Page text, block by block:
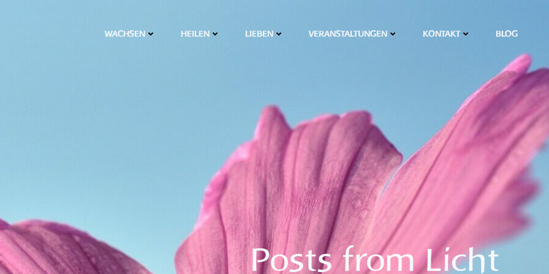
WACHSEN HEILEN LIEBEN VERANSTALTUNGEN KONTAKT BLOG
Posts from Licht